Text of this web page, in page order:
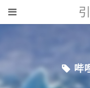
哔